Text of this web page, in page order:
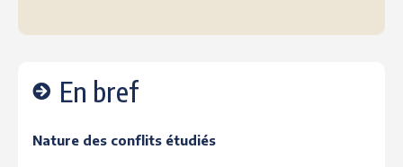
En bref
Nature des conflits étudiés